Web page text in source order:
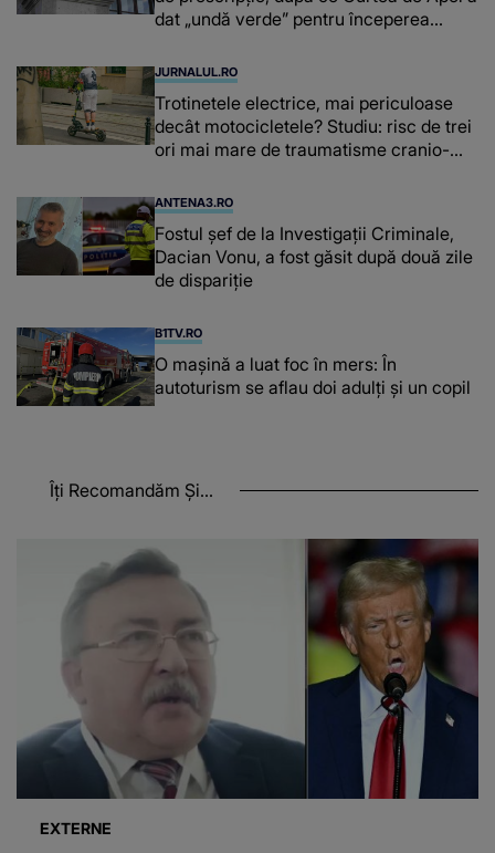
dat „undă verde” pentru începerea
JURNALUL.RO
Trotinetele electrice, mai periculoase
decât motocicletele? Studiu: risc de trei
ori mai mare de traumatisme cranio-
ANTENA3.RO
Fostul șef de la Investigații Criminale,
Dacian Vonu, a fost găsit după două zile
de dispariţie
B1TV.RO
O maşină a luat foc în mers: În
autoturism se aflau doi adulți și un copil
Îți Recomandăm Și...
EXTERNE